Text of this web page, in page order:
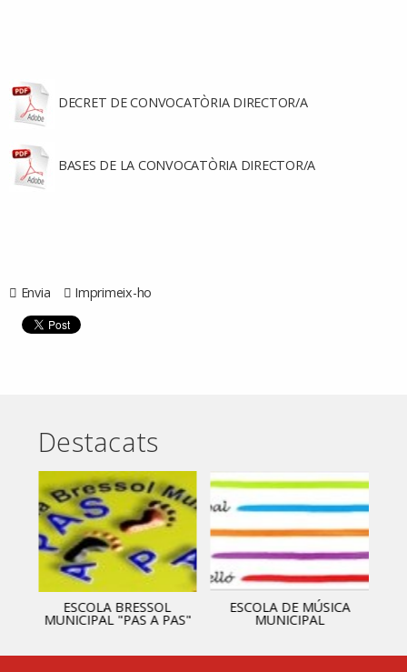
DECRET DE CONVOCATÒRIA DIRECTOR/A
BASES DE LA CONVOCATÒRIA DIRECTOR/A
Envia Imprimeix-ho
Destacats
ESCOLA BRESSOL
MUNICIPAL "PAS A PAS"
ESCOLA DE MÚSICA
MUNICIPAL